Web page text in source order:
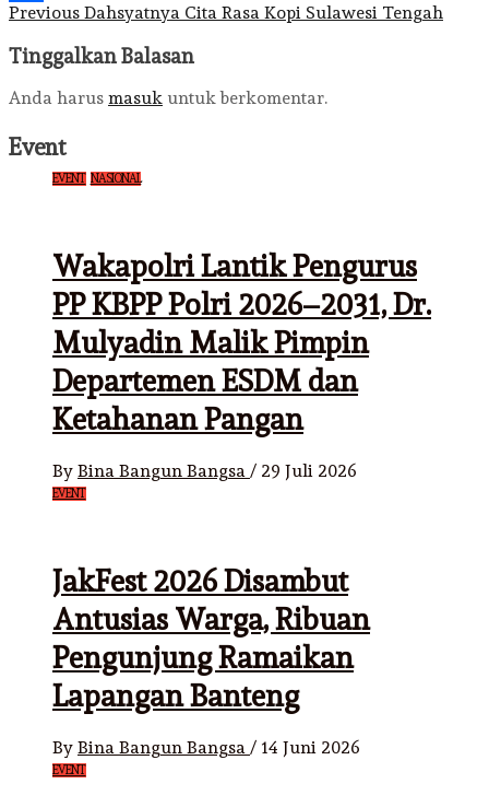
Share
Post
navigation
Previous Dahsyatnya Cita Rasa Kopi Sulawesi Tengah
Tinggalkan Balasan
Anda harus masuk untuk berkomentar.
Event
EVENT NASIONAL
Wakapolri Lantik Pengurus
PP KBPP Polri 2026–2031, Dr.
Mulyadin Malik Pimpin
Departemen ESDM dan
Ketahanan Pangan
By Bina Bangun Bangsa / 29 Juli 2026
EVENT
JakFest 2026 Disambut
Antusias Warga, Ribuan
Pengunjung Ramaikan
Lapangan Banteng
By Bina Bangun Bangsa / 14 Juni 2026
EVENT